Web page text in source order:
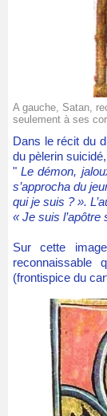
A gauche, Satan,
seulement à ses
Dans le récit du
du pèlerin
"Le démon,
s’approcha du
qui je suis ? ».
« Je suis
Sur cette
(frontispice du